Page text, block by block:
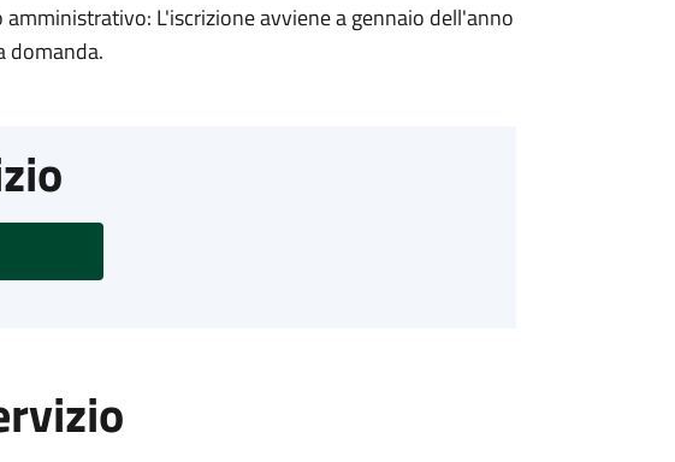
L'iscrizione avviene a gennaio dell'anno
domanda.